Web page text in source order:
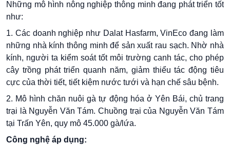
Những mô hình nông nghiệp thông minh đang phát triển tốt
như:
1. Các doanh nghiệp như Dalat Hasfarm, VinEco đang làm
những nhà kính thông minh để sản xuất rau sạch. Nhờ nhà
kính, người ta kiểm soát tốt môi trường canh tác, cho phép
cây trồng phát triển quanh năm, giảm thiểu tác động tiêu
cực của thời tiết, tiết kiệm nước tưới và hạn chế sâu bệnh.
2. Mô hình chăn nuôi gà tự động hóa ở Yên Bái, chủ trang
trại là Nguyễn Văn Tám. Chuồng trại của Nguyễn Văn Tám
tại Trấn Yên, quy mô 45.000 gà/lứa.
Công nghệ áp dụng: